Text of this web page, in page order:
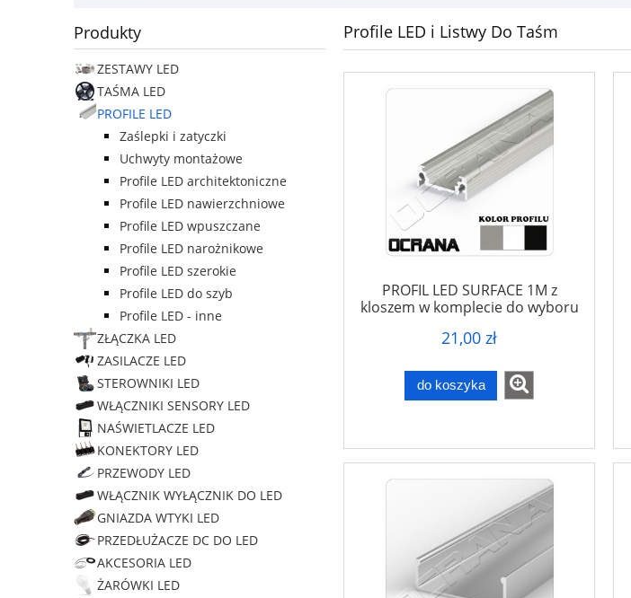
Produkty
ZESTAWY LED
TAŚMA LED
PROFILE LED
Zaślepki i zatyczki
Uchwyty montażowe
Profile LED architektoniczne
Profile LED nawierzchniowe
Profile LED wpuszczane
Profile LED narożnikowe
Profile LED szerokie
Profile LED do szyb
Profile LED - inne
ZŁĄCZKA LED
ZASILACZE LED
STEROWNIKI LED
WŁĄCZNIKI SENSORY LED
NAŚWIETLACZE LED
KONEKTORY LED
PRZEWODY LED
WŁĄCZNIK WYŁĄCZNIK DO LED
GNIAZDA WTYKI LED
PRZEDŁUŻACZE DC DO LED
AKCESORIA LED
ŻARÓWKI LED
Profile LED i Listwy Do Taśm
PROFIL LED SURFACE 1M z
kloszem w komplecie do wyboru
21,00 zł
do koszyka